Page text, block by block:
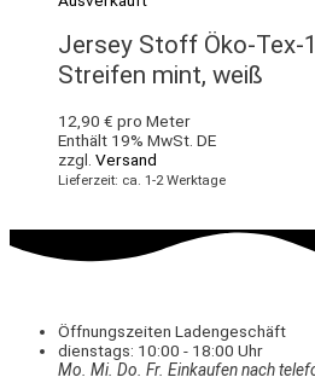
Jersey Stoff Öko-Tex-
Streifen mint, weiß
12,90 € pro Meter
Enthält 19% MwSt. DE
zzgl. Versand
Lieferzeit: ca. 1-2 Werktage
Öffnungszeiten Ladengeschäft
dienstags: 10:00 - 18:00 Uhr
Mo. Mi. Do. Fr. Einkaufennach